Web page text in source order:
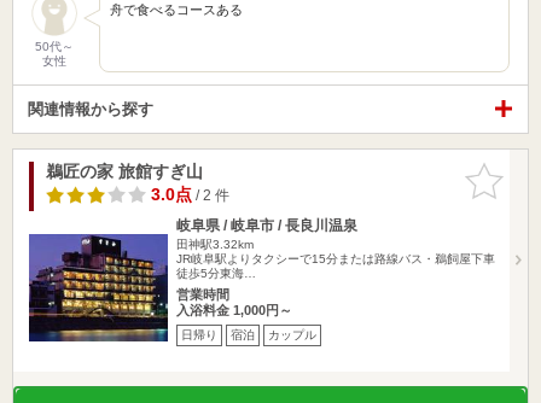
50代～
女性
舟で食べるコースある
関連情報から探す
お気に入
りに追加
鵜匠の家 旅館すぎ山
3.0点/ 2 件
岐阜県 / 岐阜市 / 長良川温泉
田神駅3.32km
JR岐阜駅よりタクシーで15分または路線バス・鵜飼屋下車
徒歩5分東海…
営業時間
入浴料金 1,000円～
日帰り 宿泊 カップル